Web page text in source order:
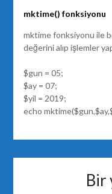
mktime() fonksiyonu
mktime fonksiyonu ile
değerini alıp işlemler
$gun = 05;
$ay = 07;
$yil = 2019;
echo
Bir